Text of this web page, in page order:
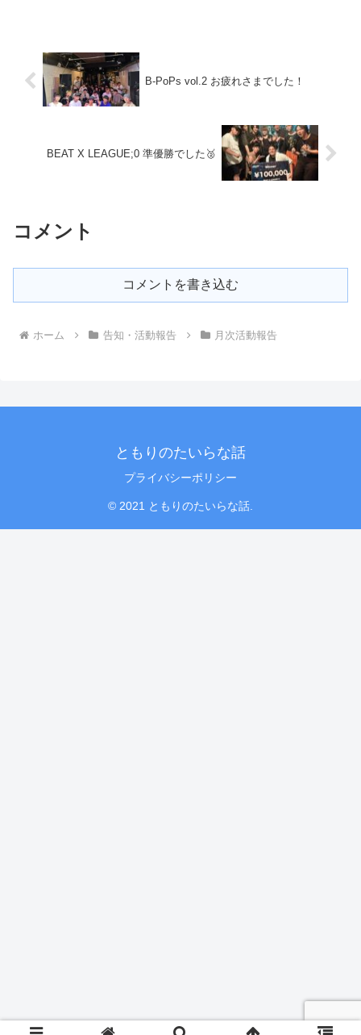
B-PoPs vol.2 お疲れさまでした！
BEAT X LEAGUE;0 準優勝でした🥈
コメント
コメントを書き込む
ホーム 告知・活動報告 月次活動報告
ともりのたいらな話
プライバシーポリシー
© 2021 ともりのたいらな話.